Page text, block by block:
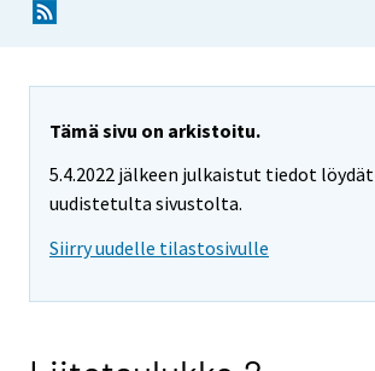
Tämä sivu on arkistoitu.
5.4.2022 jälkeen julkaistut tiedot löydät
uudistetulta sivustolta.
Siirry uudelle tilastosivulle